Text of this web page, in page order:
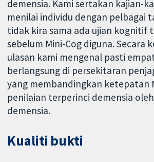
demensia. Kami sertakan kajian-
menilai individu dengan pelbagai
tidak kira sama ada ujian kognitif
sebelum Mini-Cog diguna. Secara
ulasan kami mengenal pasti
berlangsung di persekitaran
yang membandingkan ketepatan
penilaian terperinci demensia
demensia.
Kualiti bukti